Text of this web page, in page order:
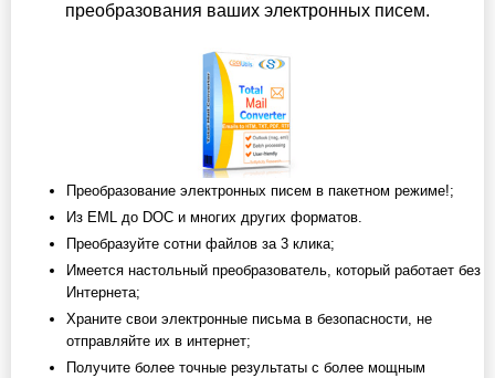
преобразования ваших электронных писем.
Преобразование электронных писем в пакетном режиме!;
Из EML до DOC и многих других форматов.
Преобразуйте сотни файлов за 3 клика;
Имеется настольный преобразователь, который работает без
Интернета;
Храните свои электронные письма в безопасности, не
отправляйте их в интернет;
Получите более точные результаты с более мощным